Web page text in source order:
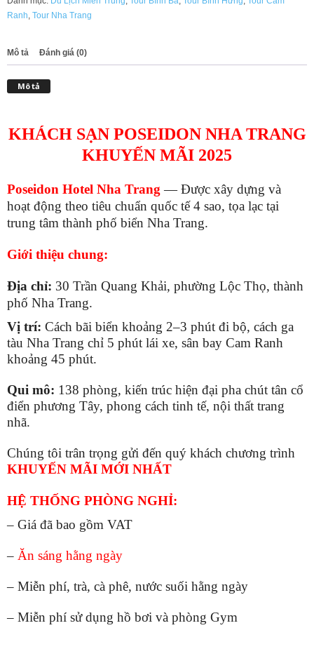
TRANG
MÃI
lượng
Ranh, Tour Nha Trang
Mô tả Đánh giá (0)
Mô tả
KHÁCH SẠN POSEIDON NHA TRANG
KHUYẾN MÃI 2025
Poseidon Hotel Nha Trang — Được xây dựng và
hoạt động theo tiêu chuẩn quốc tế 4 sao, tọa lạc tại
trung tâm thành phố biển Nha Trang.
Giới thiệu chung:
Địa chỉ: 30 Trần Quang Khải, phường Lộc Thọ, thành
phố Nha Trang.
Vị trí: Cách bãi biển khoảng 2–3 phút đi bộ, cách ga
tàu Nha Trang chỉ 5 phút lái xe, sân bay Cam Ranh
khoảng 45 phút.
Qui mô: 138 phòng, kiến trúc hiện đại pha chút tân cổ
điển phương Tây, phong cách tinh tế, nội thất trang
nhã.
Chúng tôi trân trọng gửi đến quý khách chương trình
KHUYẾN MÃI MỚI NHẤT
HỆ THỐNG PHÒNG NGHỈ:
– Giá đã bao gồm VAT
– Ăn sáng hằng ngày
– Miễn phí, trà, cà phê, nước suối hằng ngày
– Miễn phí sử dụng hồ bơi và phòng Gym